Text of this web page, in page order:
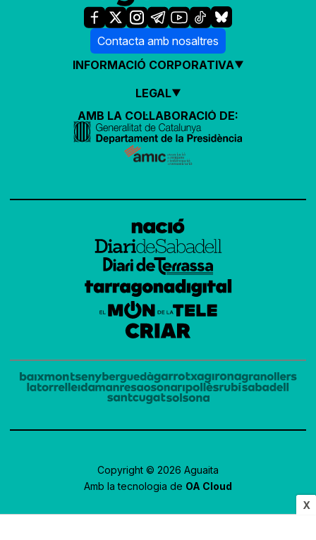
X
Contacta amb nosaltres
INFORMACIÓ CORPORATIVA
LEGAL
AMB LA COL·LABORACIÓ DE:
Copyright © 2026 Aguaita
Amb la tecnologia de OA Cloud